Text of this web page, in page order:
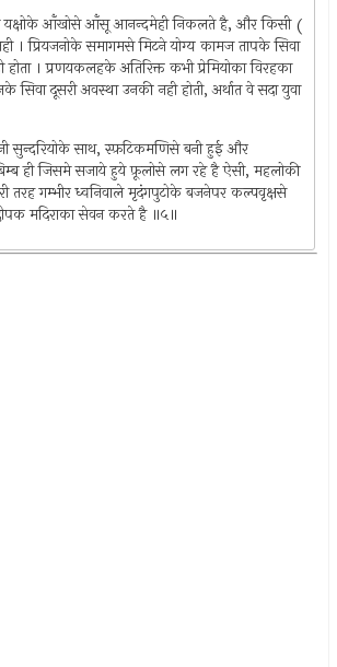
यक्षोके आँखोसे आँसू आनन्दमेही निकलते है, और किसी (
। प्रियजनोके समागमसे मिटने योग्य कामज तापके सिवा
होता । प्रणयकलहके अतिरिक्त कभी प्रेमियोका विरहका
सिवा दूसरी अवस्था उनकी नही होती, अर्थात वे सदा युवा
सुन्दरियोके साथ, स्फ़टिकमणिसे बनी हुई और
ही जिसमे सजाये हुये फ़ूलोसे लग रहे है ऐसी, महलोकी
तरह गम्भीर ध्वनिवाले मृदंगपुटोके बजनेपर कल्पवृक्षसे
मदिराका सेवन करते है ॥५॥